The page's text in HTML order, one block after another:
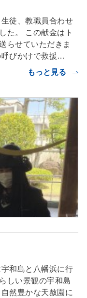
徒、教職員合わせ
。 この献金はト
らせていただきま
びかけで救援…
もっと見る
和島と八幡浜に行
しい景観の宇和島
然豊かな天赦園に